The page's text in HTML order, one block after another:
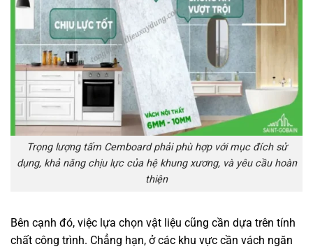
Trọng lượng tấm Cemboard phải phù hợp với mục đích sử
dụng, khả năng chịu lực của hệ khung xương, và yêu cầu hoàn
thiện
Bên cạnh đó, việc lựa chọn vật liệu cũng cần dựa trên tính
chất công trình. Chẳng hạn, ở các khu vực cần vách ngăn